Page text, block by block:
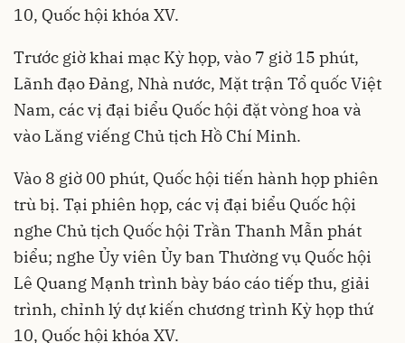
10, Quốc hội khóa XV.
Trước giờ khai mạc Kỳ họp, vào 7 giờ 15 phút,
Lãnh đạo Đảng, Nhà nước, Mặt trận Tổ quốc Việt
Nam, các vị đại biểu Quốc hội đặt vòng hoa và
vào Lăng viếng Chủ tịch Hồ Chí Minh.
Vào 8 giờ 00 phút, Quốc hội tiến hành họp phiên
trù bị. Tại phiên họp, các vị đại biểu Quốc hội
nghe Chủ tịch Quốc hội Trần Thanh Mẫn phát
biểu; nghe Ủy viên Ủy ban Thường vụ Quốc hội
Lê Quang Mạnh trình bày báo cáo tiếp thu, giải
trình, chỉnh lý dự kiến chương trình Kỳ họp thứ
10, Quốc hội khóa XV.